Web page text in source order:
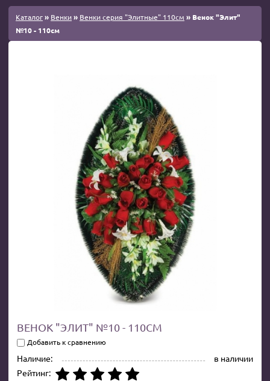
Каталог» Венки» Венки серия "Элитные" 110см » Венок "Элит"
№10 - 110см
ВЕНОК "ЭЛИТ" №10 - 110СМ
Добавить к сравнению
Наличие:
в наличии
Рейтинг: